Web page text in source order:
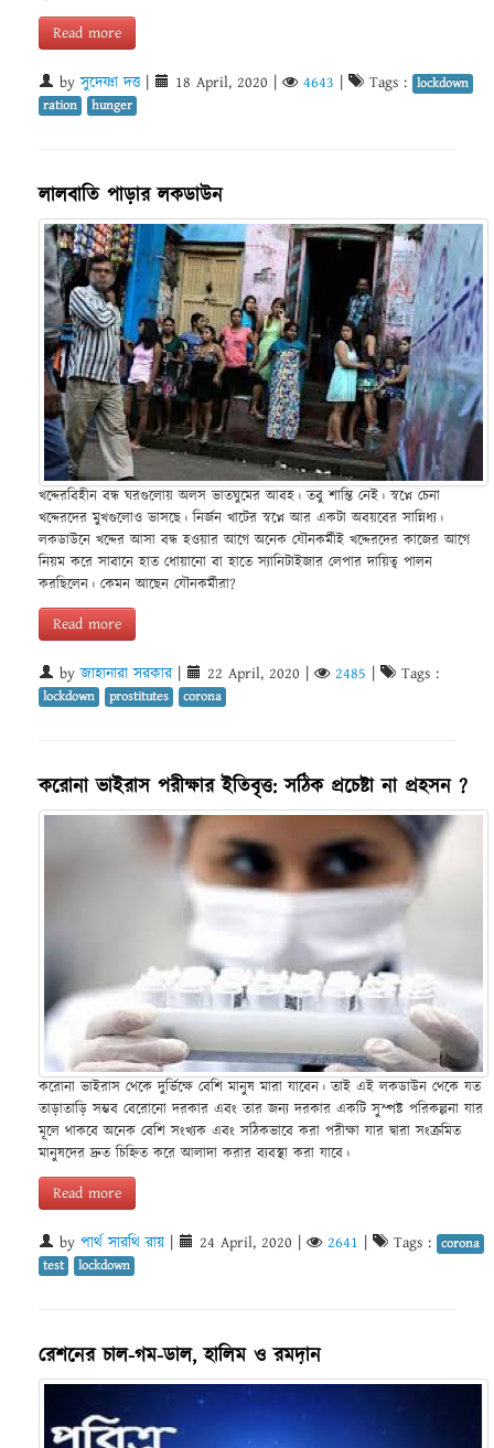
Read more
byসুদেষ্ণা দত্ত| 18 April, 2020 4643 Tags : lockdown
ration
hunger
লালবাতি পাড়ার লকডাউন
খদ্দেরবিহীন বন্ধ ঘরগুলোয় অলস ভাতঘুমের আবহ। তবু শাম্তি নেই। স্বপ্নে চেনা
খদ্দেরদের মুখগুলোও ভাসছে। নির্জন খাটের স্বপ্নে আর একটা অবয়বের সান্নিধ্য।
লকডাউনে খদ্দের আসা বন্ধ হওয়ার আগে অনেক যৌনকর্মীই খদ্দেরদের কাজের আগে
নিয়ম করে সাবানে হাত ধোয়ানো বা হাতে স্যানিটাইজার লেপার দায়িত্ব পালন
করছিলেন। কেমন আছেন যৌনকর্মীরা?
Read more
byজাহানারা সরকার| 22 April, 2020 | 2485 | Tags :
lockdown prostitutes corona
করোনা ভাইরাস পরীক্ষার ইতিবৃত্ত: সঠিক প্রচেষ্টা না প্রহসন ?
করোনা ভাইরাস থেকে দুর্ভিক্ষে বেশি মানুষ মারা যাবেন। তাই এই লকডাউন থেকে যত
তাড়াতাড়ি সম্ভব বেরোনো দরকার এবং তার জন্য দরকার একটি সুস্পষ্ট পরিকল্পনা যার
মূলে থাকবে অনেক বেশি সংখ্যক এবং সঠিকভাবে করা পরীক্ষা যার দ্বারা সংক্রমিত
মানুষদের দ্রুত চিহ্নিত করে আলাদা করার ব্যবস্থা করা যাবে।
Read more
by পার্থ সারথি রায় | 24 April, 2020 | 2641 | Tags : corona
test
lockdown
রেশনের চাল-গম-ডাল, হালিম ও রমদ়ান